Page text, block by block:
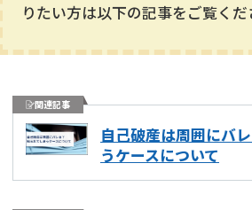
りたい方は以下の記事をご覧くだ
関連記事
自己破産は周囲にバ
うケースについて